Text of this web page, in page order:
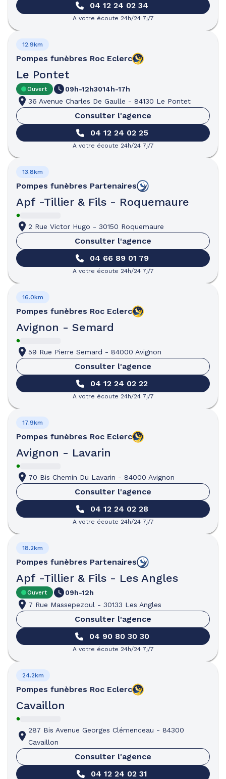
04 12 24 02 34
A votre écoute 24h/24 7j/7
Pompes funèbres Roc Eclerc
Le Pontet
12.9km
Ouvert 09h-12h3014h-17h
36 Avenue Charles De Gaulle - 84130 Le Pontet
Consulter l'agence
04 12 24 02 25
A votre écoute 24h/24 7j/7
Pompes funèbres Partenaires
Apf -Tillier & Fils - Roquemaure
13.8km
2 Rue Victor Hugo - 30150 Roquemaure
Consulter l'agence
04 66 89 01 79
A votre écoute 24h/24 7j/7
Pompes funèbres Roc Eclerc
Avignon - Semard
16.0km
59 Rue Pierre Semard - 84000 Avignon
Consulter l'agence
04 12 24 02 22
A votre écoute 24h/24 7j/7
Pompes funèbres Roc Eclerc
Avignon - Lavarin
17.9km
70 Bis Chemin Du Lavarin - 84000 Avignon
Consulter l'agence
04 12 24 02 28
A votre écoute 24h/24 7j/7
Pompes funèbres Partenaires
Apf -Tillier & Fils - Les Angles
18.2km
Ouvert
09h-12h
7 Rue Massepezoul - 30133 Les Angles
Consulter l'agence
04 90 80 30 30
A votre écoute 24h/24 7j/7
Pompes funèbres Roc Eclerc
Cavaillon
24.2km
287 Bis Avenue Georges Clémenceau - 84300
Cavaillon
Consulter l'agence
04 12 24 02 31